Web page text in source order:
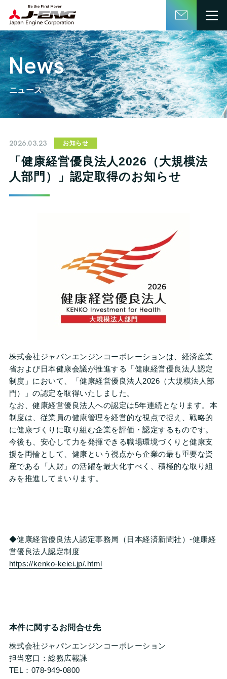
English
News
ニュース
2026.03.23 お知らせ
「健康経営優良法人2026（大規模法
人部門）」認定取得のお知らせ
株式会社ジャパンエンジンコーポレーションは、経済産業
省および日本健康会議が推進する「健康経営優良法人認定
制度」において、「健康経営優良法人2026（大規模法人部
門）」の認定を取得いたしました。
なお、健康経営優良法人への認定は5年連続となります。本
制度は、従業員の健康管理を経営的な視点で捉え、戦略的
に健康づくりに取り組む企業を評価・認定するものです。
今後も、安心して力を発揮できる職場環境づくりと健康支
援を両輪として、健康という視点から企業の最も重要な資
産である「人財」の活躍を最大化すべく、積極的な取り組
みを推進してまいります。
◆健康経営優良法人認定事務局（日本経済新聞社）‐健康経
営優良法人認定制度
https://kenko-keiei.jp/.html
本件に関するお問合せ先
株式会社ジャパンエンジンコーポレーション
担当窓口：総務広報課
TEL：078-949-0800